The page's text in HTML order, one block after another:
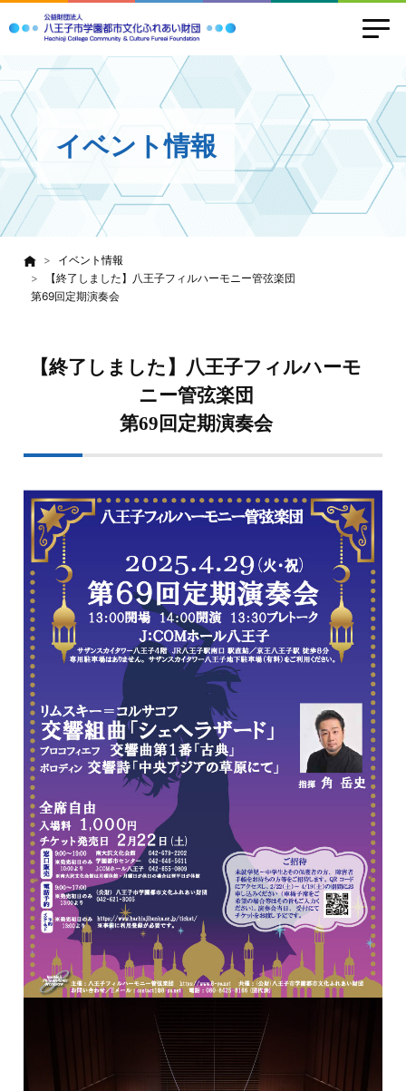
イベント情報
イベント情報
【終了しました】八王子フィルハーモニー管弦楽団
第69回定期演奏会
【終了しました】八王子フィルハーモ
ニー管弦楽団
第69回定期演奏会